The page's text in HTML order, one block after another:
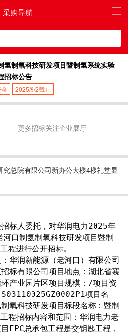
采购导航
氢制氧科技研发项目暨制氢系统实验
招标公告
金 2025/9/2截止
更多招标关注企业展厅
究总院有限公司新办公大楼4楼礼堂显
标人委托，对华润电力2025年
口制氢制氧科技研发项目暨制
程进行公开招标。
华润新能源（老河口）有限公司
标有限公司项目地点：湖北省襄
产业园片区项目规模：/项目资
项目名
氧科技研发项目标段名称：暨制
程招标内容和范围：华润电力老
EPC总承包工程是交钥匙工程，